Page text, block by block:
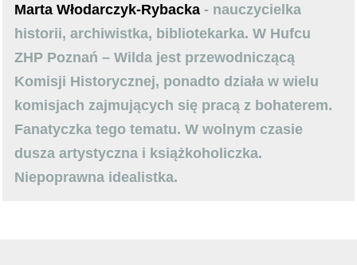
Marta Włodarczyk-Rybacka - nauczycielka
historii, archiwistka, bibliotekarka. W Hufcu
ZHP Poznań – Wilda jest przewodniczącą
Komisji Historycznej, ponadto działa w wielu
komisjach zajmujących się pracą z bohaterem.
Fanatyczka tego tematu. W wolnym czasie
dusza artystyczna i książkoholiczka.
Niepoprawna idealistka.